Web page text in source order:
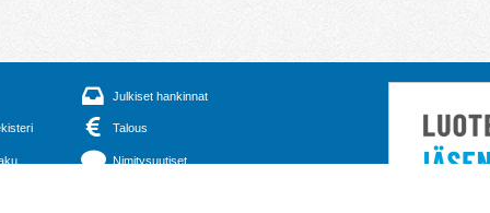
Julkiset hankinnat
Talous
Nimitysuutiset